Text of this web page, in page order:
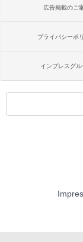
広告掲載のご
プライバシーポ
インプレスグル